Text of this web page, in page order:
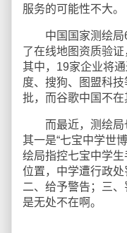
服务的可能性不大。
中国国家测绘局6
了在线地图资质验证
其中，19家企业将
度、搜狗、图盟科
批，而谷歌中国不在
而最近，测绘局也
其一是“七宝中学世
绘局指控七宝中学
位置，中学遭行政处
二、给予警告；三
是无处不在啊。